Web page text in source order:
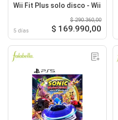
Wii Fit Plus solo disco - Wii
5 días
$ 290.360,00
$ 169.990,00